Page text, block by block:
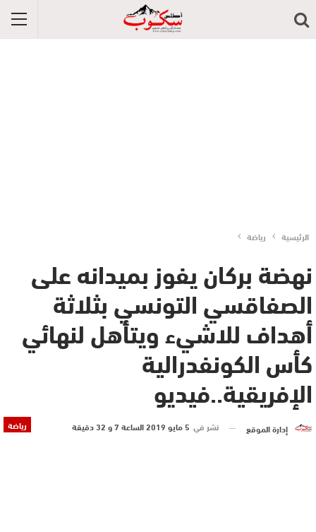
الرئيسية رياضة
نهضة بركان يفوز بميدانه على
الصفاقسي التونسي بثلاثة
أهداف للاشيء ويتأهل لنهائي
كأس الكونفدرالية
الإفريقية..فيديو
رياضة إدارة الموقع نشر في 5 مايو 2019 الساعة 7 و 32 دقيقة